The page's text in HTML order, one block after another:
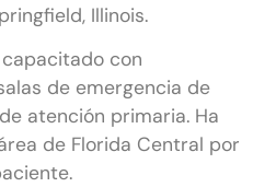
Illinois.
con
de emergencia de
atención primaria. Ha
de Florida Central por